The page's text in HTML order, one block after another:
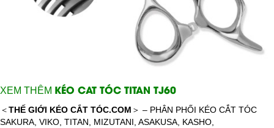
XEM THÊM KÉO CAT TÓC TITAN TJ60
＜THẾ GIỚI KÉO CẮT TÓC.COM ＞ – PHÂN PHỐI KÉO CẮT TÓC
SAKURA, VIKO, TITAN, MIZUTANI, ASAKUSA, KASHO,